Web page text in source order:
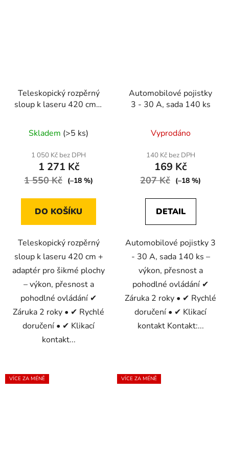
Teleskopický rozpěrný
sloup k laseru 420 cm +
plochy
Skladem (>5 ks)
1 050 Kč bez DPH
1 271 Kč
1 550 Kč (–18 %)
DO KOŠÍKU
Teleskopický rozpěrný
sloup k laseru 420 cm +
adaptér pro šikmé plochy
– výkon, přesnost a
pohodlné ovládání ✔
Záruka 2 roky • ✔ Rychlé
doručení • ✔ Klikací
kontakt...
Automobilové pojistky
3 - 30 A, sada 140 ks
Vyprodáno
140 Kč bez DPH
169 Kč
207 Kč (–18 %)
DETAIL
Automobilové pojistky 3
- 30 A, sada 140 ks –
výkon, přesnost a
pohodlné ovládání ✔
Záruka 2 roky • ✔ Rychlé
doručení • ✔ Klikací
kontakt Kontakt:...
VÍCE ZA MÉNĚ VÍCE ZA MÉNĚ